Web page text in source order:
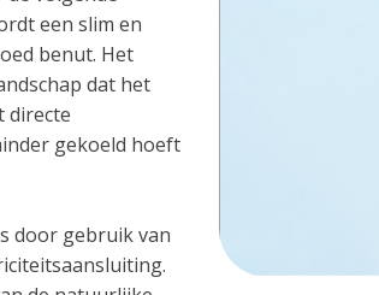
een slim en
benut. Het
dat het
directe
gekoeld hoeft
door gebruik van